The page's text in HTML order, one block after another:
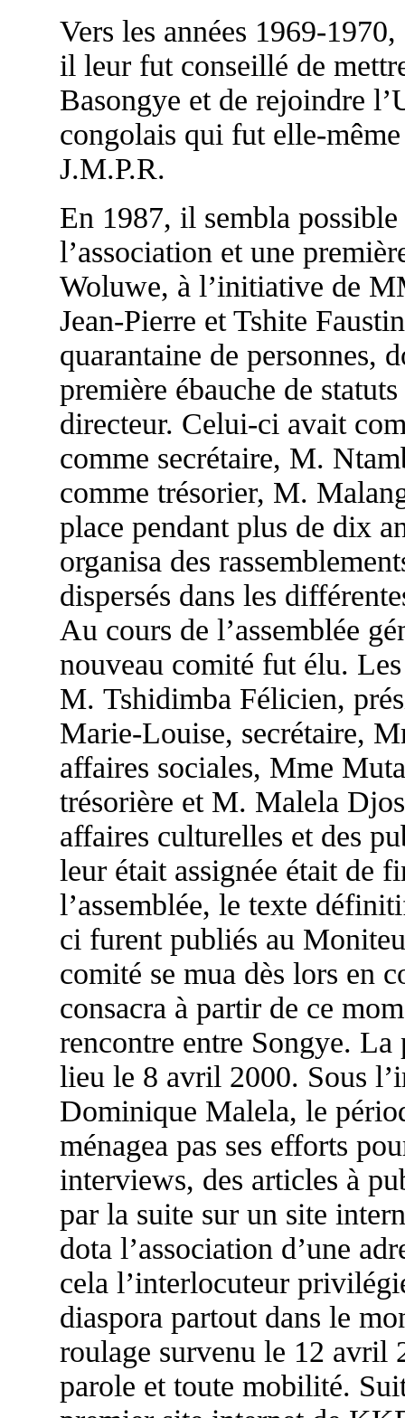
Vers les années 1969-
il leur fut conseillé de
Basongye et de rejoindre
congolais qui fut elle-
J.M.P.R.
En 1987, il sembla
l’association et une
Woluwe, à l’initiative de
Jean-Pierre et Tshite
quarantaine de personnes,
première ébauche de
directeur. Celui-ci avait
comme secrétaire, M.
comme trésorier, M.
place pendant plus de dix
organisa des
dispersés dans les
Au cours de l’assemblée
nouveau comité fut élu.
M. Tshidimba Félicien,
Marie-Louise, secrétaire,
affaires sociales, Mme
trésorière et M. Malela
affaires culturelles et des
leur était assignée était de
l’assemblée, le texte
ci furent publiés au
comité se mua dès lors en
consacra à partir de ce
rencontre entre Songye.
lieu le 8 avril 2000. Sous
Dominique Malela, le
ménagea pas ses efforts
interviews, des articles à
par la suite sur un site
dota l’association d’une
cela l’interlocuteur
diaspora partout dans le
roulage survenu le 12 avril
parole et toute mobilité.